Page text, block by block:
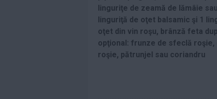
linguriţe de zeamă de lămâie
linguriţă de oţet balsamic şi 1
oţet din vin roşu, brânză feta
opţional: frunze de sfeclă roşie,
roşie, pătrunjel sau coriandru